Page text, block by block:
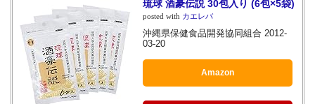
琉球 酒豪伝説 30包入り (6包×5袋)
posted with カエレバ
沖縄県保健食品開発協同組合 2012-
03-20
Amazon